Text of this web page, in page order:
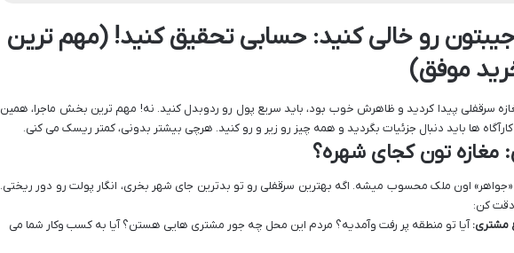
جیبتون رو خالی کنید: حسابی تحقیق کنید! (مهم ترین
موفق)
سرقفلی پیدا کردید و ظاهرش خوب بود، باید سریع پول رو ردوبدل کنید. نه! مهم ترین بخش ماجرا، همین
ها باید دنبال جزئیات بگردید و همه چیز رو زیر و رو کنید. هرچی بیشتر بدونی، کمتر ریسک می کنی.
مغازه تون کجای شهره؟
اون ملک محسوب میشه. اگه بهترین سرقفلی رو تو بدترین جای شهر بخری، انگار پولت رو دور ریختی.
کن:
مشتری:آیا تو منطقه پر رفت وآمدیه؟ مردم این محل چه جور مشتری هایی هستن؟ آیا به کسب وکار شما می